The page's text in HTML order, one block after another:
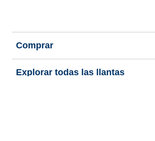
Comprar
Explorar todas las llantas